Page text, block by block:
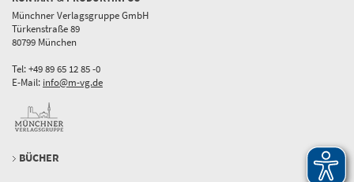
Münchner Verlagsgruppe GmbH
Türkenstraße 89
80799 München
Tel: +49 89 65 12 85 -0
E-Mail: info@m-vg.de
BÜCHER